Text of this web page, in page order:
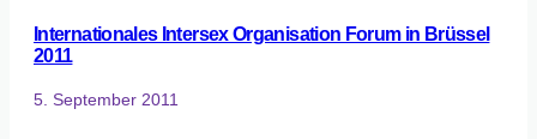
PEOPLE
EUROPE
Internationales Intersex Organisation Forum in Brüssel
2011
5. September 2011